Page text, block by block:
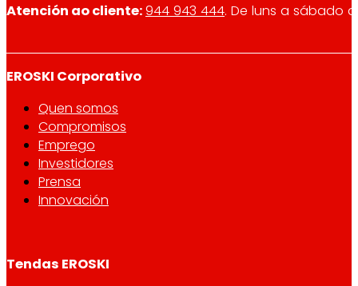
Atención ao cliente:944 943 444. De luns a sábado
EROSKI Corporativo
Quen somos
Compromisos
Emprego
Investidores
Prensa
Innovación
Tendas EROSKI